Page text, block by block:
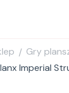
/ Gry
Imperial